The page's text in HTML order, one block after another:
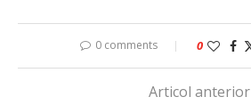
0 comments 0
Articol anterior